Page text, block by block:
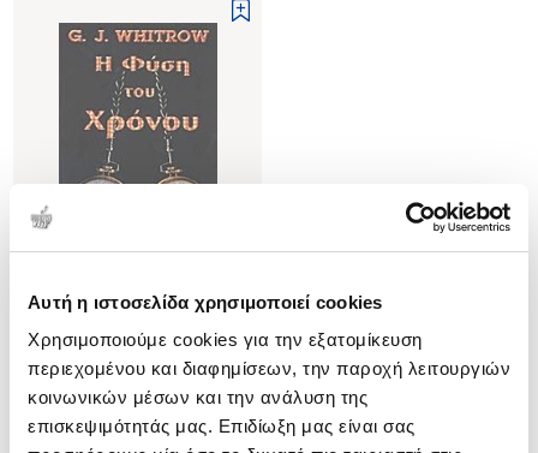
Αυτή η ιστοσελίδα χρησιμοποιεί cookies
Χρησιμοποιούμε cookies για την εξατομίκευση
περιεχομένου και διαφημίσεων, την παροχή λειτουργιών
κοινωνικών μέσων και την ανάλυση της
επισκεψιμότητάς μας. Επιδίωξη μας είναι σας
(0)
Η ΦΥΣΗ ΤΟΥ ΧΡΟΝΟΥ
WHITROW J. GEORGE
Κωδ. Πολιτείας:2520-0014